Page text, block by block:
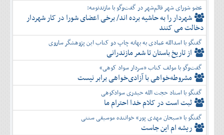
عضو شورای شهر قائم‌شهر در گفت‌و‌گو با مازندنومه:
شهردار را به حاشیه برده اند/ برخی اعضای شورا در کار شهردار
دخالت می کنند
گفتگو با اسدالله عمادی به بهانه چاپ دو کتاب این پژوهشگر ساروی
از تاریخ باستان تا شعر مازندرانی
گفت‌وگو با مولف کتاب «سردار سواد کوهی»
مشروطه‌خواهی با آزادی‌خواهی برابر نیست
گفتگو با استاد حجت الله حیدری سوادکوهی
ثبت است در کلام خدا احترام ما
گفتگو با «سبحان مهدی پور» خواننده موسیقی سنتی
ریشه ام این جاست